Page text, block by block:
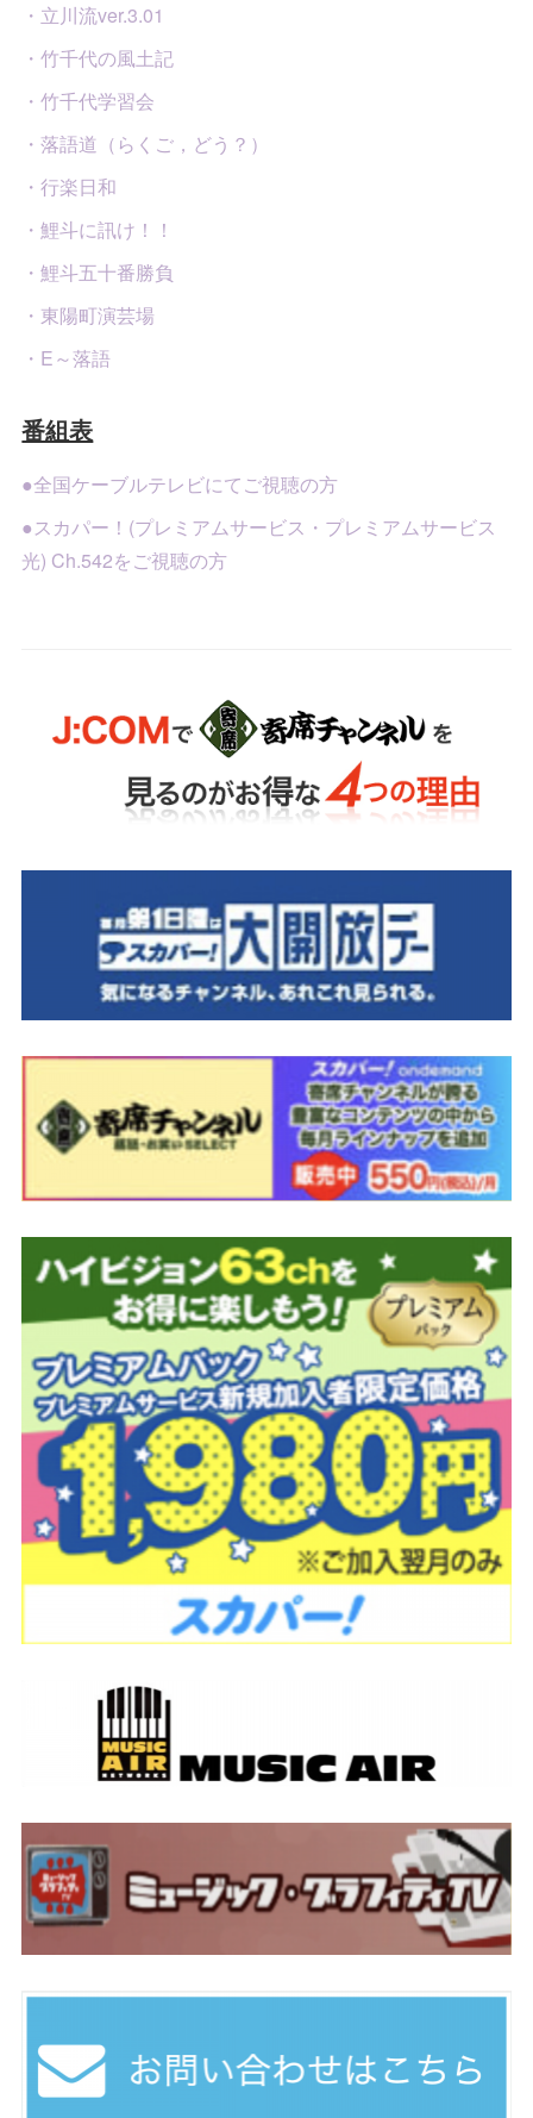
・立川流ver.3.01
・竹千代の風土記
・竹千代学習会
・落語道（らくご，どう？）
・行楽日和
・鯉斗に訊け！！
・鯉斗五十番勝負
・東陽町演芸場
・E～落語
番組表
●全国ケーブルテレビにてご視聴の方
●スカパー！(プレミアムサービス・プレミアムサービス
光) Ch.542をご視聴の方